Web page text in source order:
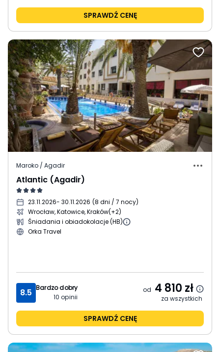
SPRAWDŹ CENĘ
Maroko / Agadir
Atlantic (Agadir)
23.11.2026- 30.11.2026 (8 dni / 7 nocy)
Wrocław, Katowice, Kraków(+2)
Śniadania i obiadokolacje (HB)
Orka Travel
8.5 Bardzo dobry
10 opinii
od 4 810 zł
za wszystkich
SPRAWDŹ CENĘ